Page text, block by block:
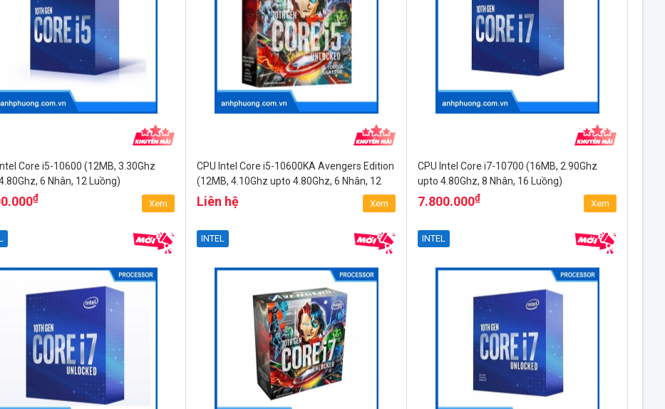
Core i5-10600 (12MB, 3.30Ghz
6 Nhân, 12 Luồng)
₫
Xem
CPU Intel Core i5-10600KA Avengers Edition
(12MB, 4.10Ghz upto 4.80Ghz, 6 Nhân, 12
Luồng)
Liên hệ Xem
CPU Intel Core i7-10700 (16MB, 2.90Ghz
upto 4.80Ghz, 8 Nhân, 16 Luồng)
7.800.000₫
Xem
INTEL INTEL